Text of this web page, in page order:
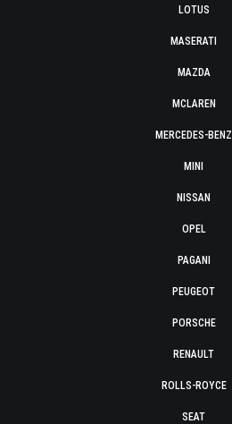
LOTUS
MASERATI
MAZDA
MCLAREN
MERCEDES-BENZ
MINI
NISSAN
OPEL
PAGANI
PEUGEOT
PORSCHE
RENAULT
ROLLS-ROYCE
SEAT